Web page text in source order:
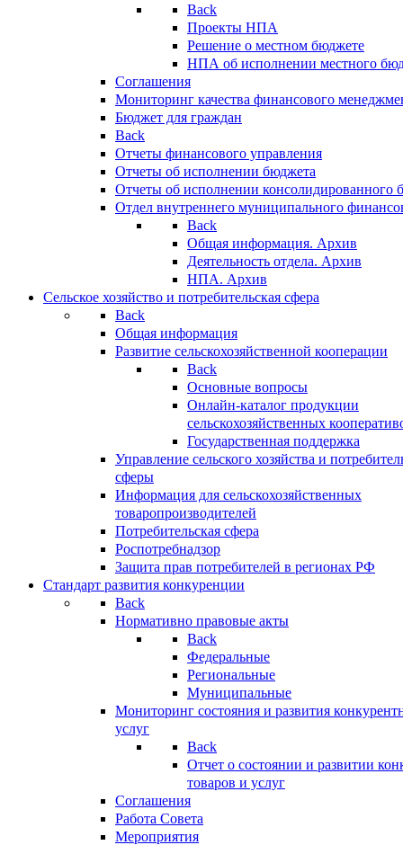
Back
Проекты НПА
Решение о местном бюджете
НПА об исполнении местного
Соглашения
Мониторинг качества финансового
Бюджет для граждан
Back
Отчеты финансового управления
Отчеты об исполнении бюджета
Отчеты об исполнении консолидированного
Отдел внутреннего муниципального
Back
Общая информация. Архив
Деятельность отдела. Архив
НПА. Архив
Сельское хозяйство и потребительская сфера
Back
Общая информация
Развитие сельскохозяйственной кооперации
Back
Основные вопросы
Онлайн-каталог продукции
сельскохозяйственных
Государственная поддержка
Управление сельского хозяйства и
сферы
Информация для сельскохозяйственных
товаропроизводителей
Потребительская сфера
Роспотребнадзор
Защита прав потребителей в регионах РФ
Стандарт развития конкуренции
Back
Нормативно правовые акты
Back
Федеральные
Региональные
Муниципальные
Мониторинг состояния и развития
услуг
Back
Отчет о состоянии и развитии
товаров и услуг
Соглашения
Работа Совета
Мероприятия